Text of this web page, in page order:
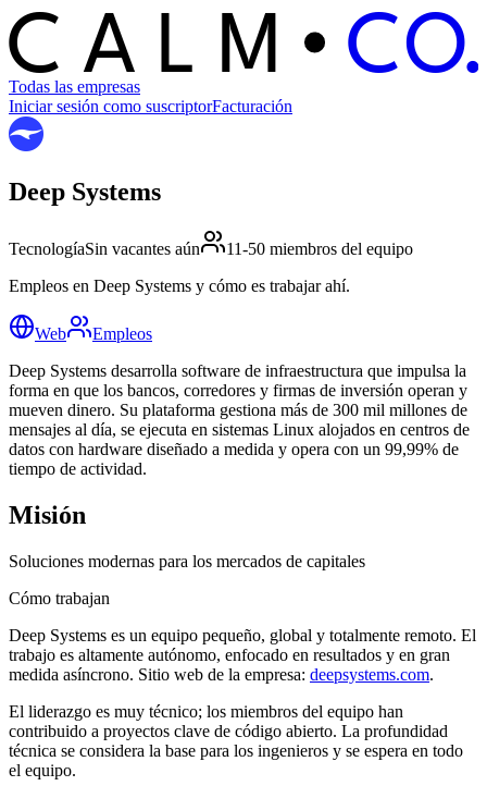
C ALM C O.
Todas las empresas
Iniciar sesión como suscriptorFacturación
Deep Systems
TecnologíaSin vacantes aún
11-50 miembros del equipo
Empleos en Deep Systems y cómo es trabajar ahí.
Web
Empleos
Deep Systems desarrolla software de infraestructura que impulsa la
forma en que los bancos, corredores y firmas de inversión operan y
mueven dinero. Su plataforma gestiona más de 300 mil millones de
mensajes al día, se ejecuta en sistemas Linux alojados en centros de
datos con hardware diseñado a medida y opera con un 99,99% de
tiempo de actividad.
Misión
Soluciones modernas para los mercados de capitales
Cómo trabajan
Deep Systems es un equipo pequeño, global y totalmente remoto. El
trabajo es altamente autónomo, enfocado en resultados y en gran
medida asíncrono. Sitio web de la empresa: deepsystems.com.
El liderazgo es muy técnico; los miembros del equipo han
contribuido a proyectos clave de código abierto. La profundidad
técnica se considera la base para los ingenieros y se espera en todo
el equipo.